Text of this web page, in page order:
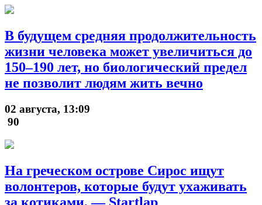
В будущем средняя продолжительность
жизни человека может увеличиться до
150–190 лет, но биологический предел
не позволит людям жить вечно
02 августа, 13:09
90
На греческом острове Сирос ищут
волонтеров, которые будут ухаживать